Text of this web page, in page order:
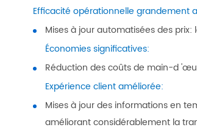
Efficacité opérationnelle grandement
Mises à jour automatisées des
Économies significatives:
Réduction des coûts de main-d
Expérience client améliorée:
Mises à jour des informations en
améliorant considérablement la